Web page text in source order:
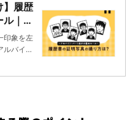
】履歴
｜失
解説 |
、世
印象を左
ルバイ
ても、